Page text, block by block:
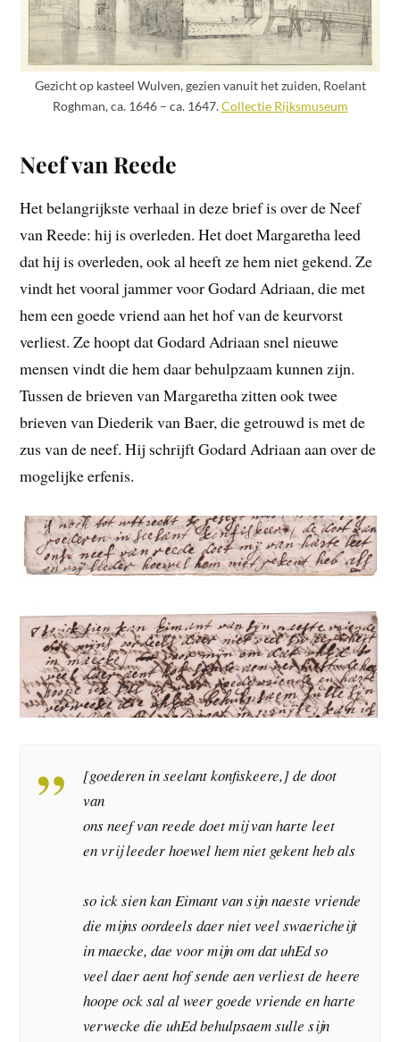
Gezicht op kasteel Wulven, gezien vanuit het zuiden, Roelant
Roghman, ca. 1646 – ca. 1647.Collectie Rijksmuseum
Neef van Reede
Het belangrijkste verhaal in deze brief is over de Neef
van Reede: hij is overleden. Het doet Margaretha leed
dat hij is overleden, ook al heeft ze hem niet gekend. Ze
vindt het vooral jammer voor Godard Adriaan, die met
hem een goede vriend aan het hof van de keurvorst
verliest. Ze hoopt dat Godard Adriaan snel nieuwe
mensen vindt die hem daar behulpzaam kunnen zijn.
Tussen de brieven van Margaretha zitten ook twee
brieven van Diederik van Baer, die getrouwd is met de
zus van de neef. Hij schrijft Godard Adriaan aan over de
mogelijke erfenis.
[goederen in seelant konfiskeere,] de doot
van
ons neef van reede doet mij van harte leet
en vrij leeder hoewel hem niet gekent heb als
so ick sien kan Eimant van sijn naeste vriende
die mijns oordeels daer niet veel swaericheijt
in maecke, dae voor mijn om dat uhEd so
veel daer aent hof sende aen verliest de heere
hoope ock sal al weer goede vriende en harte
verwecke die uhEd behulpsaem sulle sijn